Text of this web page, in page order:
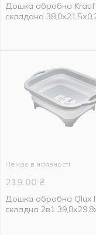
Дошка обробна
складана
Немає в наявності
219.00 ₴
Дошка обробна Qlux
складна 2в1